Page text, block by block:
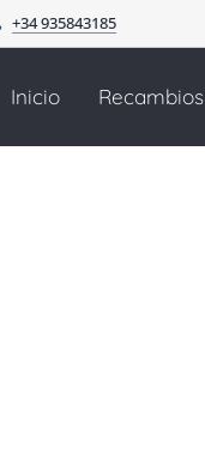
+34 935843185
Inicio Recambios